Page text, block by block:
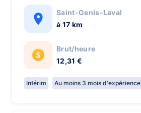
Saint-Genis-Laval
à 17 km
Brut/heure
12,31 €
Intérim Au moins 3 mois d'expérience